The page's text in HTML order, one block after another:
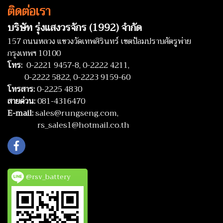
ติดต่อเรา
บริษัท รุ่งแสงวรจักร (1992) จำกัด
157 ถนนหลวง แขวงวัดเทพศิรินทร์ เขตป้อมปราบศัตรูพ่าย
กรุงเทพฯ 10100
โทร: 0-2221 9457-8,0-2222 4211,
0-2222 5822,0-2223 9159-60
โทรสาร:0-2225 4830
สายด่วน:081-4316470
E-mail:sales@rungseng.com,
rs_sales1@hotmail.co.th
@rsv_battery